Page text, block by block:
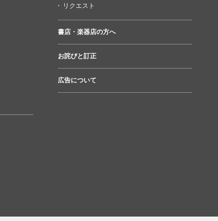
リクエスト
書店・楽器店の方へ
お詫びと訂正
広告について